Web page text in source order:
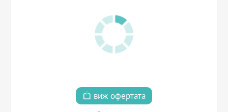
виж офертата